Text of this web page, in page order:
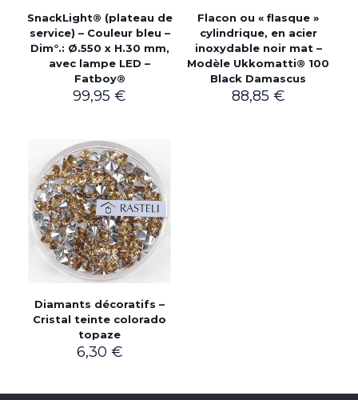
SnackLight® (plateau de
service) – Couleur bleu –
Dim°.: Ø.550 x H.30 mm,
avec lampe LED –
Fatboy®
99,95€
Flacon ou « flasque »
cylindrique, en acier
inoxydable noir mat –
Modèle Ukkomatti® 100
Black Damascus
88,85 €
Diamants décoratifs –
Cristal teinte colorado
topaze
6,30 €